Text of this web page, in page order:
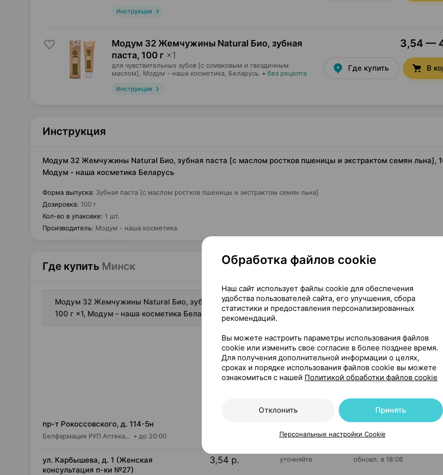
Инструкция
Модум 32 Жемчужины Natural Био, зубная
паста, 100 г ×1
для чувствительных зубов [с оливковым и гвоздичным
маслом],
Модум - наша косметика , Беларусь • без рецепта
Инструкция
3,54 —
Где купить В
Инструкция
Модум 32 Жемчужины Natural Био, зубная паста [с маслом ростков пшеницы и экстрактом семян льна],
Модум - наша косметика Беларусь
Форма выпуска: Зубная паста [с маслом ростков пшеницы и экстрактом семян льна]
Дозировка: 100 г
Кол-во в упаковке: 1 шт.
Производитель: Модум - наша косметика
Где купить Минск
Модум 32 Жемчужины Natural Био, зубная паста [с маслом ростков пшеницы и экстрактом семян
100 г ×1, Модум - наша косметика Беларусь
На карте
19
пр-т Рокоссовского, д. 114-5н
Белфармация РУП Аптека №57 до 20:00
обновл. в 18:06
ул. Карбышева, д. 1 (Женская
консультация п-ки №27)
3,54 р. уточняйте обновл. в 18:06
Обработка файлов cookie
Наш сайт использует файлы cookie для обеспечения
удобства пользователей сайта, его улучшения, сбора
статистики и предоставления персонализированных
рекомендаций.
Вы можете настроить параметры использования файлов
cookie или изменить свое согласие в более позднее время.
Для получения дополнительной информации о целях,
сроках и порядке использования файлов cookie вы можете
ознакомиться с нашей Политикой обработки файлов cookie
Отклонить Принять
Персональные настройки Cookie